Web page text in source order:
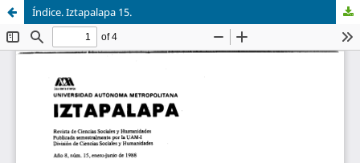
Índice. Iztapalapa 15.